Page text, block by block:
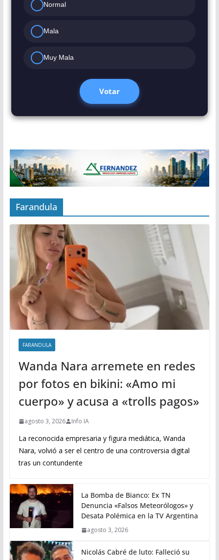
Normal
Mala
Muy Mala
Votar
Farandula
FARANDULA
Wanda Nara arremete en redes
por fotos en bikini: «Amo mi
cuerpo» y acusa a «trolls pagos»
agosto 3, 2026 Info IA
La reconocida empresaria y figura mediática, Wanda
Nara, volvió a ser el centro de una controversia digital
tras un contundente
La Bomba de Bianco: Ex TN
Denuncia «Falsos Meteorólogos» y
Desata Polémica en la TV Argentina
agosto 3, 2026
Nicolás Cabré de luto: Falleció su